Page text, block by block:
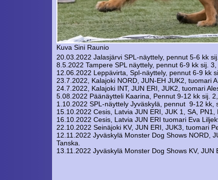
Kuva Sini Raunio
20.03.2022 Jalasjärvi SPL-näyttely, pennut 5-6 kk
8.5.2022 Tampere SPL näyttely, pennut 6-9 kk sij.
12.06.2022 Leppävirta, Spl-näyttely, pennut 6-9 kk
23.7.2022, Kalajoki NORD, JUN-EH JUK2, tuomari
24.7.2022, Kalajoki INT, JUN ERI, JUK2, tuomari
5.08.2022 Päänäytteli Kaarina, Pennut 9-12 kk sij.
1.10.2022 SPL-näyttely Jyväskylä, pennut 9-12 kk,
15.10.2022 Cesis, Latvia JUN ERI, JUK 1, SA,
16.10.2022 Cesis, Latvia JUN ERI tuomari Eva
22.10.2022 Seinäjoki KV, JUN ERI, JUK3, tuomari
12.11.2022 Jyväskylä Monster Dog Shows NORD,
Tanska.
13.11.2022 Jyväskylä Monster Dog Shows KV,